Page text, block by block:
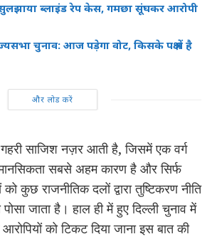
ब्लाइंड रेप केस, गमछा सूंघकर आरोपी
चुनाव: आज पड़ेगा वोट, किसके पक्ष में है
और लोड करें
साजिश नज़र आती है, जिसमें एक वर्ग
सबसे अहम कारण है और सिर्फ
कुछ राजनीतिक दलों द्वारा तुष्टिकरण नीति
जाता है। हाल ही में हुए दिल्ली चुनाव में
को टिकट दिया जाना इस बात की